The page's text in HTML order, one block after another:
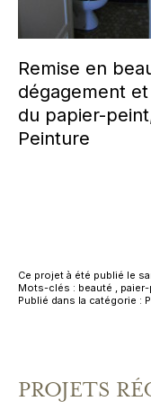
Remise en
dégagement
du papier-
Peinture
Ce projet à été publié le
Mots-clés : beauté ,
Publié dans la catégorie :
PROJETS